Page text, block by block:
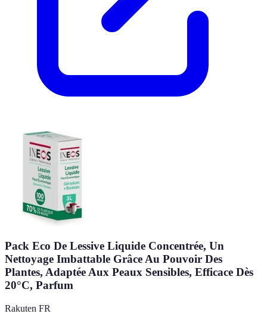
Pack Eco De Lessive Liquide Concentrée, Un
Nettoyage Imbattable Grâce Au Pouvoir Des
Plantes, Adaptée Aux Peaux Sensibles, Efficace Dès
20°C, Parfum
Rakuten FR